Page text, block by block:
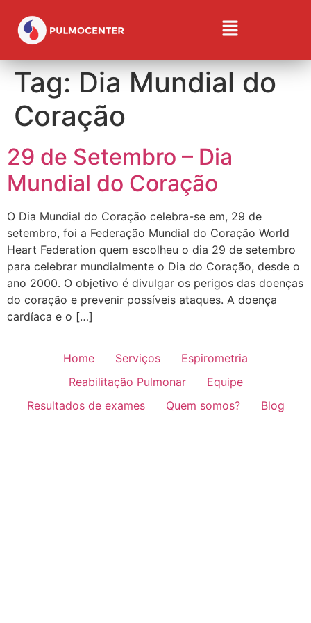
Tag:Dia Mundial do
Coração
29 de Setembro – Dia
Mundial do Coração
O Dia Mundial do Coração celebra-se em, 29 de
setembro, foi a Federação Mundial do Coração World
Heart Federation quem escolheu o dia 29 de setembro
para celebrar mundialmente o Dia do Coração, desde o
ano 2000. O objetivo é divulgar os perigos das doenças
do coração e prevenir possíveis ataques. A doença
cardíaca e o […]
Home Serviços
Espirometria
Reabilitação Pulmonar
Equipe
Resultados de exames
Quem somos? Blog